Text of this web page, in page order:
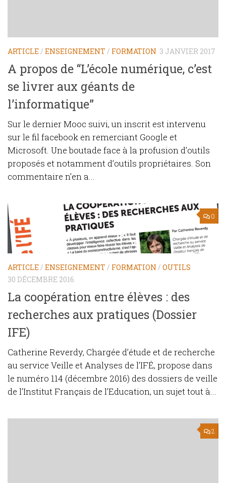
ARTICLE/ ENSEIGNEMENT / FORMATION 3 JANVIER 2017
A propos de “L’école numérique, c’est
se livrer aux géants de
l’informatique”
Sur le dernier Mooc suivi, un inscrit est intervenu
sur le fil facebook en remerciant Google et
Microsoft. Une boutade face à la profusion d’outils
proposés et notamment d’outils propriétaires. Son
commentaire n’en a...
0
ARTICLE/ ENSEIGNEMENT / FORMATION / OUTILS
30 DÉCEMBRE 2016
La coopération entre élèves : des
recherches aux pratiques (Dossier
IFE)
Catherine Reverdy, Chargée d’étude et de recherche
au service Veille et Analyses de l’IFÉ, propose dans
le numéro 114 (décembre 2016) des dossiers de veille
de l’Institut Français de l’Education, un sujet tout à...
2